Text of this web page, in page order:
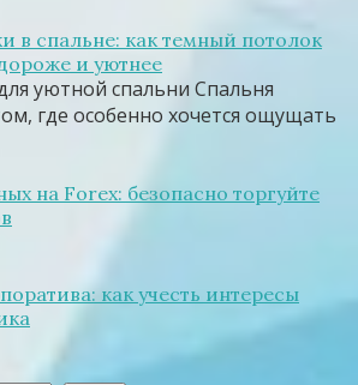
в спальне: как темный потолок
и уютнее
уютной спальни Спальня
где особенно хочется ощущать
на Forex: безопасно торгуйте
как учесть интересы